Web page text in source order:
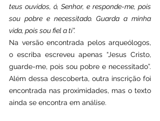
teus ouvidos, ó, Senhor, e responde-me, pois
sou pobre e necessitado. Guarda a minha
vida, pois sou fiel a ti”.
Na versão encontrada pelos arqueólogos,
o escriba escreveu apenas “Jesus Cristo,
guarde-me, pois sou pobre e necessitado”.
Além dessa descoberta, outra inscrição foi
encontrada nas proximidades, mas o texto
ainda se encontra em análise.